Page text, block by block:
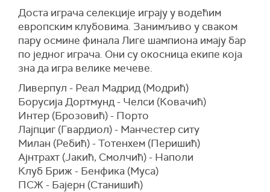
Доста играча селекције играју у водећим
европским клубовима. Занимљиво у сваком
пару осмине финала Лиге шампиона имају бар
по једног играча. Они су окосница екипе која
зна да игра велике мечеве.
Ливерпул - Реал Мадрид (Модрић)
Борусија Дортмунд - Челси (Ковачић)
Интер (Брозовић) - Порто
Лајпциг (Гвардиол) - Манчестер ситy
Милан (Ребић) - Тотенхем (Перишић)
Ајнтрахт (Јакић, Смолчић) - Наполи
Клуб Бриж - Бенфика (Муса)
ПСЖ - Бајерн (Станишић)